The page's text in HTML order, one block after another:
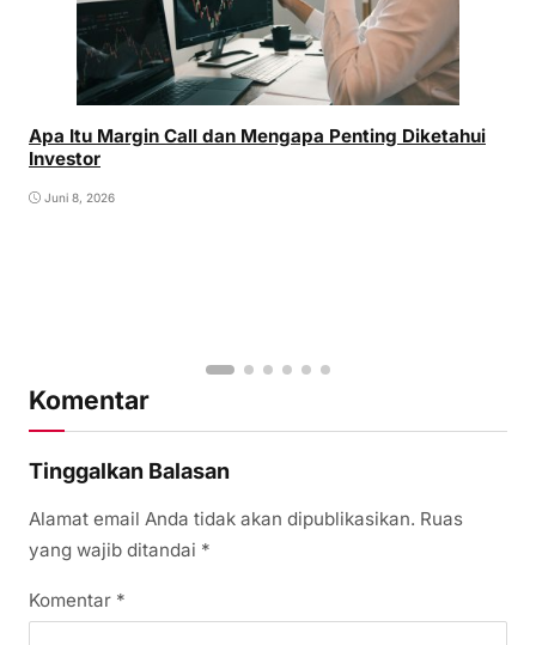
Apa Itu Margin Call dan Mengapa Penting Diketahui
Investor
Juni 8, 2026
Komentar
Tinggalkan Balasan
Alamat email Anda tidak akan dipublikasikan. Ruas
yang wajib ditandai *
Komentar *